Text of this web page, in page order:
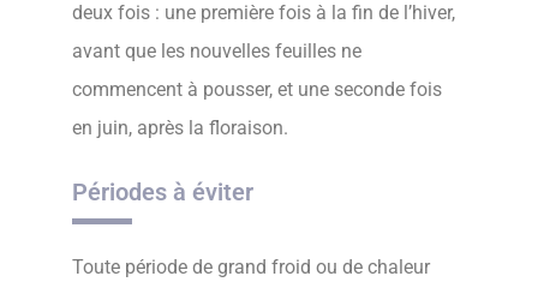
deux fois : une première fois à la fin de l’hiver,
avant que les nouvelles feuilles ne
commencent à pousser, et une seconde fois
en juin, après la floraison.
Périodes à éviter
Toute période de grand froid ou de chaleur